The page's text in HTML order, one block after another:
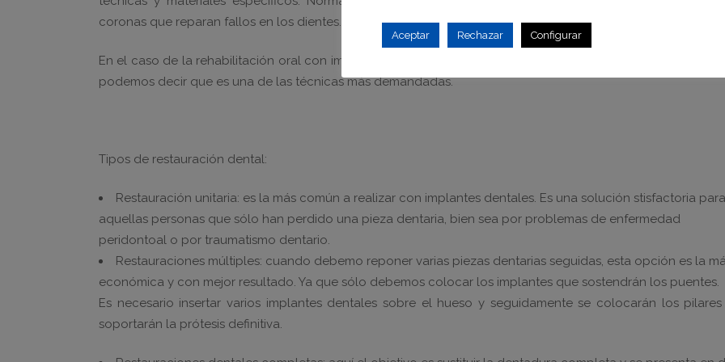
coronas que reparan fallos en los dientes.
En el caso de la rehabilitación oral con implantología, se encarga de reponer los dientes perdidos y hoy
podemos decir que es una de las técnicas más demandadas.
Tipos de restauración dental:
Restauración unitaria: es la más común a realizar con implantes dentales. Es una solución stisfactoria para
aquellas personas que sólo han perdido una pieza dentaria, bien sea por problemas de enfermedad
peridontoal o por traumatismo dentario.
Restauraciones múltiples: cuando debemo reponer varias piezas dentarias seguidas, esta opción es la
económica y con mejor resultado. Ya que sólo debemos colocar los implantes que sostendrán los puentes.
Es necesario insertar varios implantes dentales sobre el hueso y seguidamente se colocarán los
soportarán la prótesis definitiva.
Aceptar Rechazar Configurar